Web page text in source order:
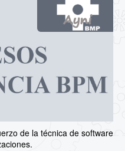
de la técnica de software